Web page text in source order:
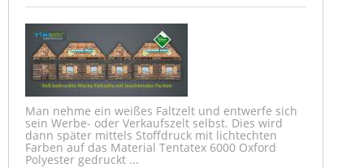
Man nehme ein weißes Faltzelt und entwerfe sich
sein Werbe- oder Verkaufszelt selbst. Dies wird
dann später mittels Stoffdruck mit lichtechten
Farben auf das Material Tentatex 6000 Oxford
Polyester gedruckt ...